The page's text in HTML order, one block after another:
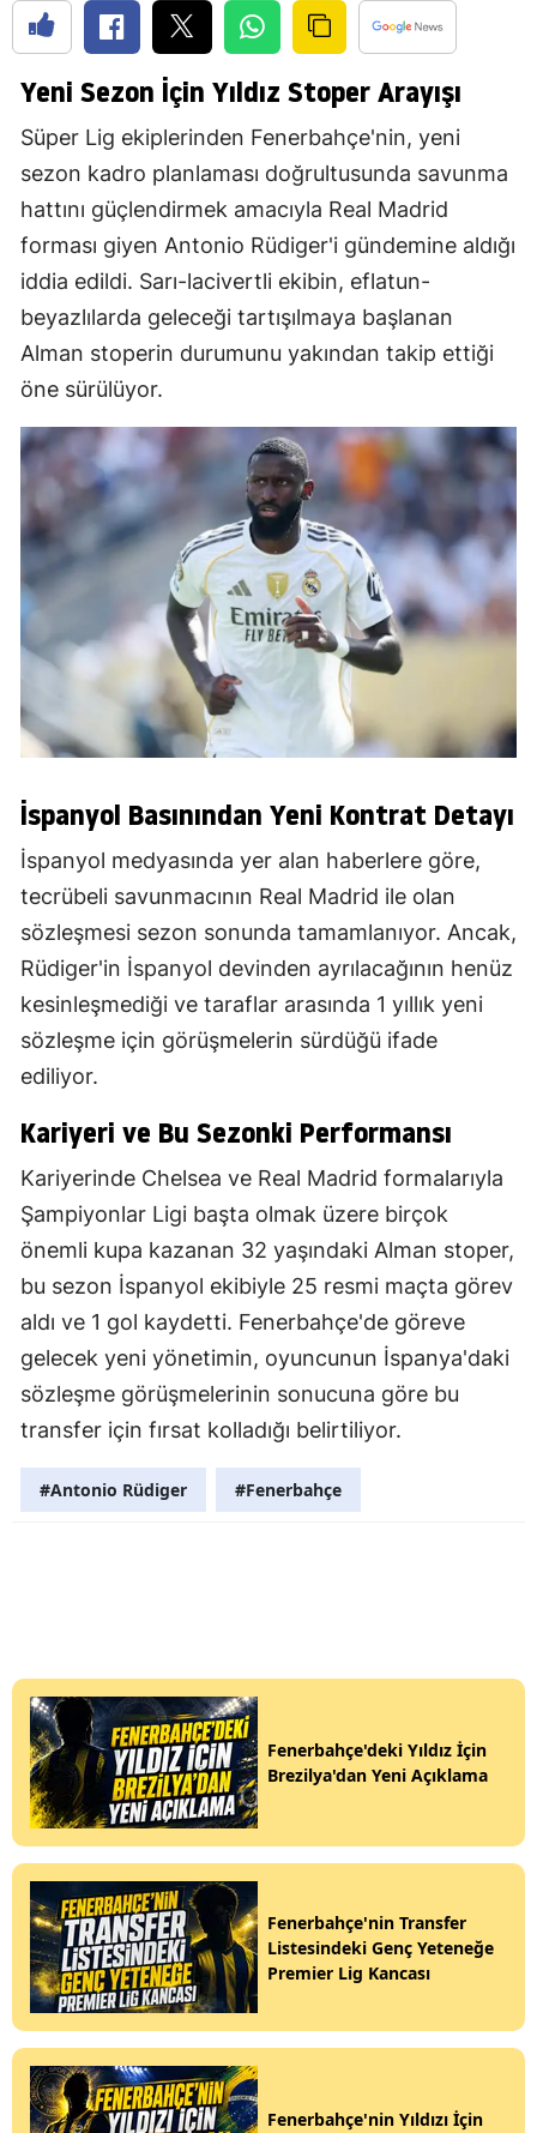
Yeni Sezon İçin Yıldız Stoper Arayışı
Süper Lig ekiplerinden Fenerbahçe'nin, yeni
sezon kadro planlaması doğrultusunda savunma
hattını güçlendirmek amacıyla Real Madrid
forması giyen Antonio Rüdiger'i gündemine aldığı
iddia edildi. Sarı-lacivertli ekibin, eflatun-
beyazlılarda geleceği tartışılmaya başlanan
Alman stoperin durumunu yakından takip ettiği
öne sürülüyor.
İspanyol Basınından Yeni Kontrat Detayı
İspanyol medyasında yer alan haberlere göre,
tecrübeli savunmacının Real Madrid ile olan
sözleşmesi sezon sonunda tamamlanıyor. Ancak,
Rüdiger'in İspanyol devinden ayrılacağının henüz
kesinleşmediği ve taraflar arasında 1 yıllık yeni
sözleşme için görüşmelerin sürdüğü ifade
ediliyor.
Kariyeri ve Bu Sezonki Performansı
Kariyerinde Chelsea ve Real Madrid formalarıyla
Şampiyonlar Ligi başta olmak üzere birçok
önemli kupa kazanan 32 yaşındaki Alman stoper,
bu sezon İspanyol ekibiyle 25 resmi maçta görev
aldı ve 1 gol kaydetti. Fenerbahçe'de göreve
gelecek yeni yönetimin, oyuncunun İspanya'daki
sözleşme görüşmelerinin sonucuna göre bu
transfer için fırsat kolladığı belirtiliyor.
#Antonio Rüdiger #Fenerbahçe
Fenerbahçe'deki Yıldız İçin
Brezilya'dan Yeni Açıklama
Fenerbahçe'nin Transfer
Listesindeki Genç Yeteneğe
Premier Lig Kancası
Fenerbahçe'nin Yıldızı İçin